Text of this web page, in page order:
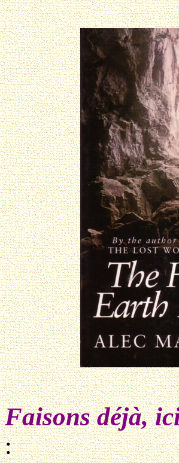
Faisons déjà,
: